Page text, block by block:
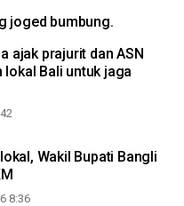
joged bumbung.
ajak prajurit dan ASN
Bali untuk jaga
Wakil Bupati Bangli
8:36